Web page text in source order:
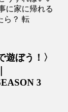
に家に帰れる
ら？ 転
ぼう！〉
3